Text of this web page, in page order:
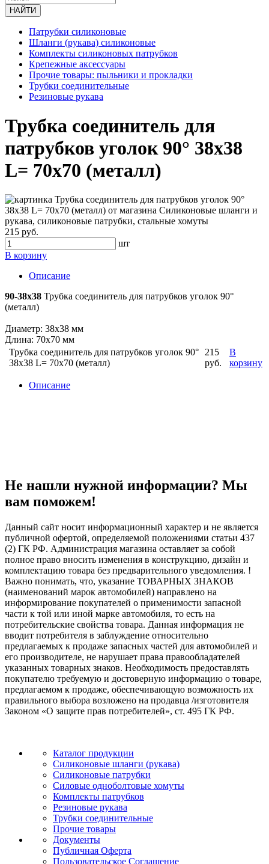
НАЙТИ
Патрубки силиконовые
Шланги (рукава) силиконовые
Комплекты силиконовых патрубков
Крепежные аксессуары
Прочие товары: пыльники и прокладки
Трубки соединительные
Резиновые рукава
Трубка соединитель для
патрубков уголок 90° 38x38
L= 70x70 (металл)
215 руб.
шт
В корзину
Описание
90-38x38 Трубка соединитель для патрубков уголок 90°
(металл)
Диаметр: 38x38 мм
Длина: 70x70 мм
Трубка соединитель для патрубков уголок 90°
38x38 L= 70x70 (металл)
215
руб.
В
корзину
Описание
Не нашли нужной информации? Мы
вам поможем!
Данный сайт носит информационный характер и не является
публичной офертой, определяемой положениями статьи 437
(2) ГК РФ. Администрация магазина оставляет за собой
полное право вносить изменения в конструкцию, дизайн и
комплектацию товара без предварительного уведомления. !
Важно понимать, что, указание ТОВАРНЫХ ЗНАКОВ
(наименований марок автомобилей) направлено на
информирование покупателей о применимости запасной
части к той или иной марке автомобиля, то есть на
потребительские свойства товара. Данная информация не
вводит потребителя в заблуждение относительно
предлагаемых к продаже запасных частей для автомобилей и
его производителе, не нарушает права правообладателей
указанных товарных знаков. Необходимость предоставлять
покупателю требуемую и достоверную информацию о товаре,
предлагаемом к продаже, обеспечивающую возможность их
правильного выбора возложено на продавца /изготовителя
Законом «О защите прав потребителей», ст. 495 ГК РФ.
Каталог продукции
Силиконовые шланги (рукава)
Силиконовые патрубки
Силовые одноболтовые хомуты
Комплекты патрубков
Резиновые рукава
Трубки соединительные
Прочие товары
Документы
Публичная Оферта
Пользовательское Соглашение